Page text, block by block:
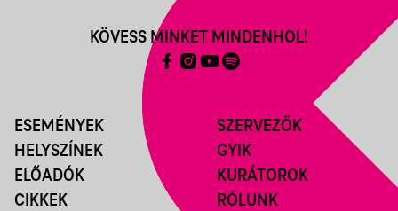
ESEMÉNYEK
HELYSZÍNEK
ELŐADÓK
CIKKEK
SZERVEZŐK
GYIK
KURÁTOROK
RÓLUNK
KÖVESS MINKET MINDENHOL!